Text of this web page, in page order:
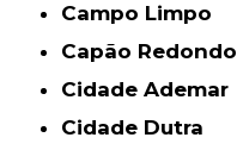
Campo Limpo
Capão Redondo
Cidade Ademar
Cidade Dutra